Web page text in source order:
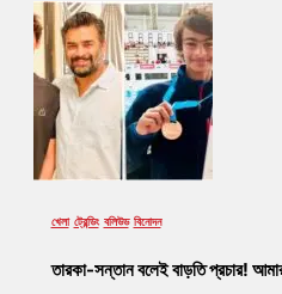
খেলা ট্রেন্ডিং বলিউড বিনোদন
তারকা-সন্তান বলেই বাড়তি প্রচার!